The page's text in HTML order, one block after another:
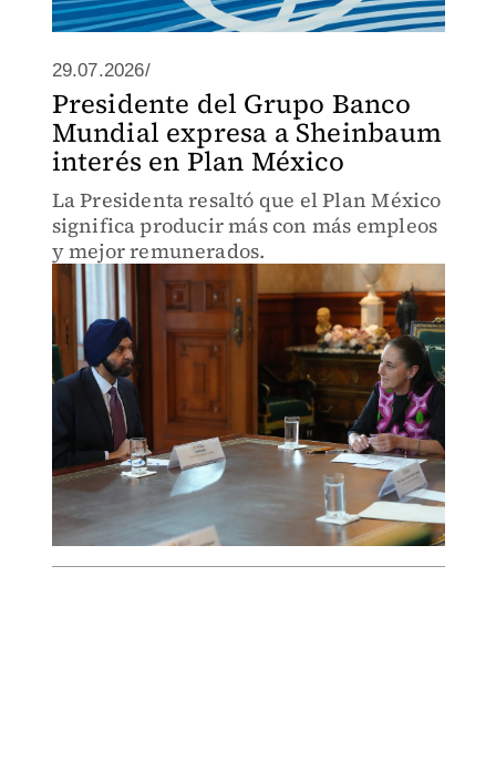
29.07.2026/
Presidente del Grupo Banco
Mundial expresa a Sheinbaum
interés en Plan México
La Presidenta resaltó que el Plan México
significa producir más con más empleos
y mejor remunerados.